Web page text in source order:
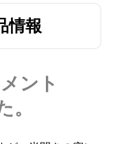
情報
ント
。